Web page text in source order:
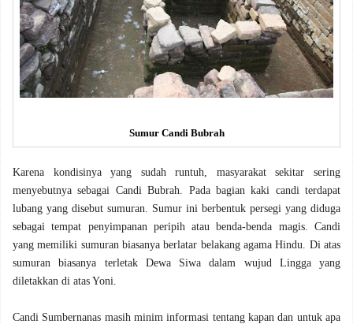
Sumur Candi Bubrah
Karena kondisinya yang sudah runtuh, masyarakat sekitar sering
menyebutnya sebagai Candi Bubrah. Pada bagian kaki candi terdapat
lubang yang disebut sumuran. Sumur ini berbentuk persegi yang diduga
sebagai tempat penyimpanan peripih atau benda-benda magis. Candi
yang memiliki sumuran biasanya berlatar belakang agama Hindu. Di atas
sumuran biasanya terletak Dewa Siwa dalam wujud Lingga yang
diletakkan di atas Yoni.
Candi Sumbernanas masih minim informasi tentang kapan dan untuk apa